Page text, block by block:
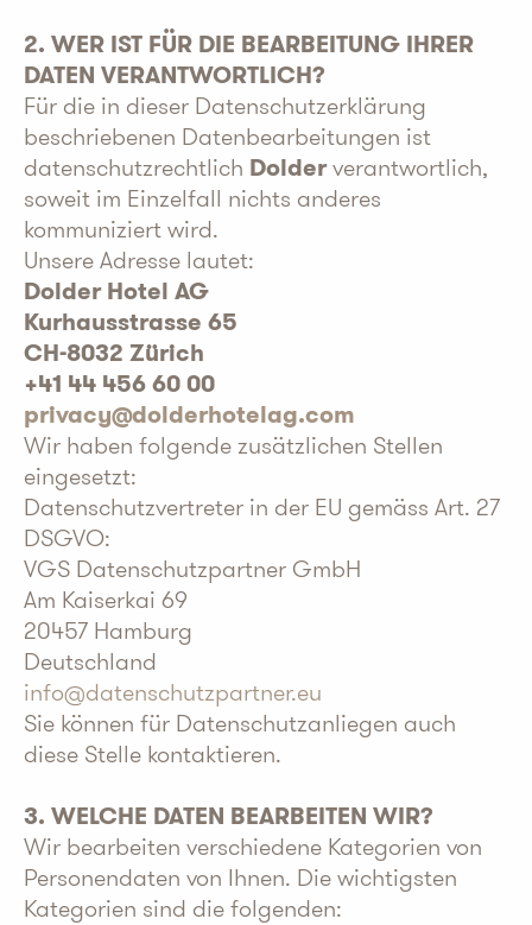
2. WER IST FÜR DIE BEARBEITUNG IHRER
DATEN VERANTWORTLICH?
Für die in dieser Datenschutzerklärung
beschriebenen Datenbearbeitungen ist
datenschutzrechtlich Dolderverantwortlich,
soweit im Einzelfall nichts anderes
kommuniziert wird.
Unsere Adresse lautet:
Dolder Hotel AG
Kurhausstrasse 65
CH-8032 Zürich
+41 44 456 60 00
privacy@dolderhotelag.com
Wir haben folgende zusätzlichen Stellen
eingesetzt:
Datenschutzvertreter in der EU gemäss Art. 27
DSGVO:
VGS Datenschutzpartner GmbH
Am Kaiserkai 69
20457 Hamburg
Deutschland
info@datenschutzpartner.eu
Sie können für Datenschutzanliegen auch
diese Stelle kontaktieren.
3. WELCHE DATEN BEARBEITEN WIR?
Wir bearbeiten verschiedene Kategorien von
Personendaten von Ihnen. Die wichtigsten
Kategorien sind die folgenden: